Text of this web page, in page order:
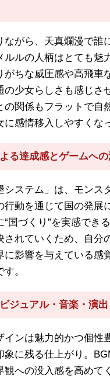
ながら、天真爛漫で誰
ルルの人柄はとても魅
がちな威圧感や高飛車
の少女らしさも感じさ
の関係もフラットで自
感情移入しやすくな
る達成感とゲームへの
システム」は、モンス
行動を通じて国の発展
“国づくり”を実感でき
されていくため、自分
影響を与えている感
。
ジュアル・音楽・演出
インは魅力的かつ個性
象に残る仕上がり。
観への没入感を高めて